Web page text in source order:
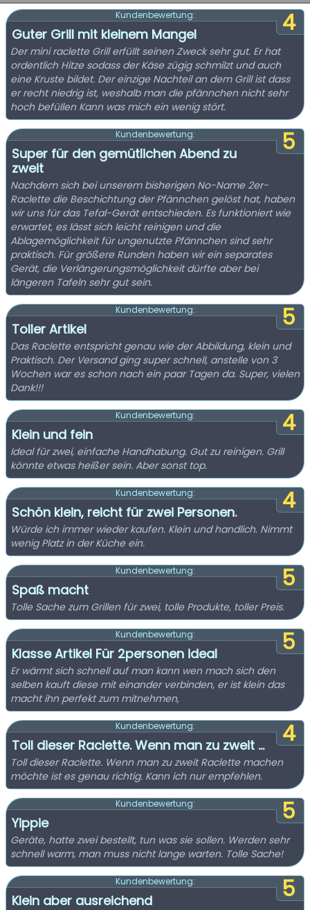
4
Kundenbewertung:
Guter Grill mit kleinem Mangel
Der mini raclette Grill erfüllt seinen Zweck sehr gut. Er hat
ordentlich Hitze sodass der Käse zügig schmilzt und auch
eine Kruste bildet. Der einzige Nachteil an dem Grill ist dass
er recht niedrig ist, weshalb man die pfännchen nicht sehr
hoch befüllen Kann was mich ein wenig stört.
5
Kundenbewertung:
Super für den gemütlichen Abend zu
zweit
Nachdem sich bei unserem bisherigen No-Name 2er-
Raclette die Beschichtung der Pfännchen gelöst hat, haben
wir uns für das Tefal-Gerät entschieden. Es funktioniert wie
erwartet, es lässt sich leicht reinigen und die
Ablagemöglichkeit für ungenutzte Pfännchen sind sehr
praktisch. Für größere Runden haben wir ein separates
Gerät, die Verlängerungsmöglichkeit dürfte aber bei
längeren Tafeln sehr gut sein.
5
Kundenbewertung:
Toller Artikel
Das Raclette entspricht genau wie der Abbildung, klein und
Praktisch. Der Versand ging super schnell, anstelle von 3
Wochen war es schon nach ein paar Tagen da. Super, vielen
Dank!!!
4
Kundenbewertung:
Klein und fein
Ideal für zwei, einfache Handhabung. Gut zu reinigen. Grill
könnte etwas heißer sein. Aber sonst top.
4
Kundenbewertung:
Schön klein, reicht für zwei Personen.
Würde ich immer wieder kaufen. Klein und handlich. Nimmt
wenig Platz in der Küche ein.
5
Kundenbewertung:
Spaß macht
Tolle Sache zum Grillen für zwei, tolle Produkte, toller Preis.
5
Kundenbewertung:
Klasse Artikel Für 2personen ideal
Er wärmt sich schnell auf man kann wen mach sich den
selben kauft diese mit einander verbinden, er ist klein das
macht ihn perfekt zum mitnehmen,
4
Kundenbewertung:
Toll dieser Raclette. Wenn man zu zweit ...
Toll dieser Raclette. Wenn man zu zweit Raclette machen
möchte ist es genau richtig. Kann ich nur empfehlen.
5
Kundenbewertung:
Yippie
Geräte, hatte zwei bestellt, tun was sie sollen. Werden sehr
schnell warm, man muss nicht lange warten. Tolle Sache!
5
Kundenbewertung:
Klein aber ausreichend